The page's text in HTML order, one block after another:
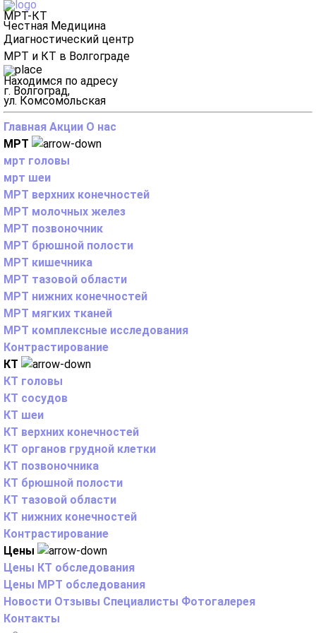
МРТ-КТ
Честная Медицина
Диагностический центр
МРТ и КТ в Волгограде
Находимся по адресу
г. Волгоград,
ул. Комсомольская
Главная Акции О нас
МРТ
мрт головы
мрт шеи
МРТ верхних конечностей
МРТ молочных желез
МРТ позвоночник
МРТ брюшной полости
МРТ кишечника
МРТ тазовой области
МРТ нижних конечностей
МРТ мягких тканей
МРТ комплексные исследования
Контрастирование
КТ
КТ головы
КТ сосудов
КТ шеи
КТ верхних конечностей
КТ органов грудной клетки
КТ позвоночника
КТ брюшной полости
КТ тазовой области
КТ нижних конечностей
Контрастирование
Цены
Цены КТ обследования
Цены МРТ обследования
Новости Отзывы Специалисты Фотогалерея
Контакты